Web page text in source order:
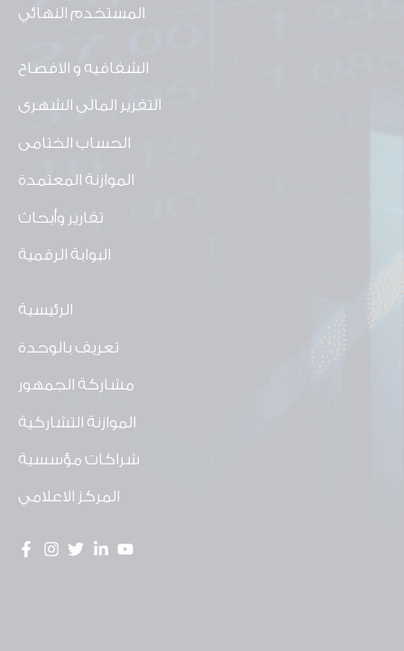
المستخدم النهائي
الشفافيه و الافصاح
التقرير المالى الشهرى
الحساب الختامى
الموازنة المعتمدة
تقارير وأبحاث
البوابة الرقمية
الرئيسية
تعريف بالوحدة
مشاركة الجمهور
الموازنة التشاركية
شراكات مؤسسية
المركز الاعلامي